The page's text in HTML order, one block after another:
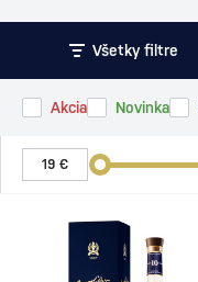
Všetky filtre
Akcia Novinka